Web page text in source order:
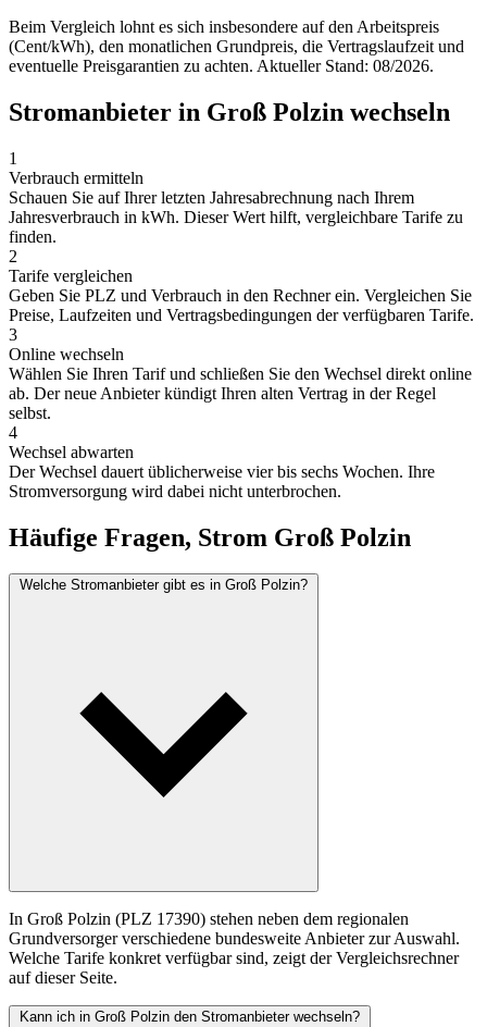
Beim Vergleich lohnt es sich insbesondere auf den Arbeitspreis
(Cent/kWh), den monatlichen Grundpreis, die Vertragslaufzeit und
eventuelle Preisgarantien zu achten. Aktueller Stand: 08/2026.
Stromanbieter in Groß Polzin wechseln
1
Verbrauch ermitteln
Schauen Sie auf Ihrer letzten Jahresabrechnung nach Ihrem
Jahresverbrauch in kWh. Dieser Wert hilft, vergleichbare Tarife zu
finden.
2
Tarife vergleichen
Geben Sie PLZ und Verbrauch in den Rechner ein. Vergleichen Sie
Preise, Laufzeiten und Vertragsbedingungen der verfügbaren Tarife.
3
Online wechseln
Wählen Sie Ihren Tarif und schließen Sie den Wechsel direkt online
ab. Der neue Anbieter kündigt Ihren alten Vertrag in der Regel
selbst.
4
Wechsel abwarten
Der Wechsel dauert üblicherweise vier bis sechs Wochen. Ihre
Stromversorgung wird dabei nicht unterbrochen.
Häufige Fragen, Strom Groß Polzin
Welche Stromanbieter gibt es in Groß Polzin?
In Groß Polzin (PLZ 17390) stehen neben dem regionalen
Grundversorger verschiedene bundesweite Anbieter zur Auswahl.
Welche Tarife konkret verfügbar sind, zeigt der Vergleichsrechner
auf dieser Seite.
Kann ich in Groß Polzin den Stromanbieter wechseln?